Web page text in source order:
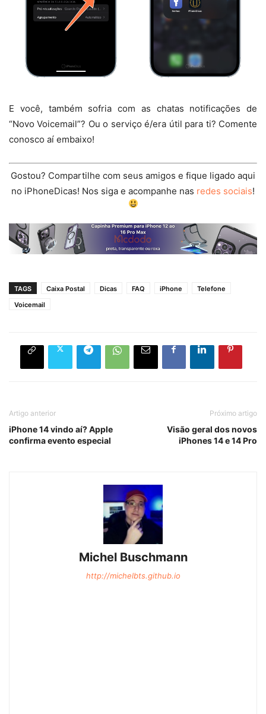
E você, também sofria com as chatas notificações de
“Novo Voicemail”? Ou o serviço é/era útil para ti? Comente
conosco aí embaixo!
Gostou? Compartilhe com seus amigos e fique ligado aqui
no iPhoneDicas! Nos siga e acompanhe nas redes sociais!
TAGS Caixa Postal Dicas FAQ iPhone
Telefone
Voicemail
Artigo anterior
iPhone 14 vindo aí? Apple
confirma evento especial
Próximo artigo
Visão geral dos novos
iPhones 14 e 14 Pro
Michel Buschmann
http://michelbts.github.io